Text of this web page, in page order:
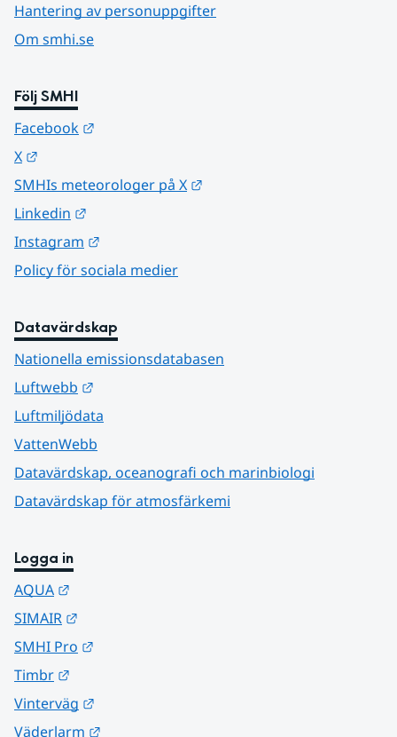
Hantering av personuppgifter
Om smhi.se
Följ SMHI
Facebook
X
SMHIs meteorologer på X
Linkedin
Instagram
Policy för sociala medier
Datavärdskap
Nationella emissionsdatabasen
Luftwebb
Luftmiljödata
VattenWebb
Datavärdskap, oceanografi och marinbiologi
Datavärdskap för atmosfärkemi
Logga in
AQUA
SIMAIR
SMHI Pro
Timbr
Vinterväg
Väderlarm